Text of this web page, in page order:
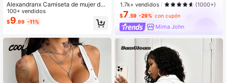
Alexandranx Camiseta de mujer de
manga corta con cuello en V profun
do, fruncida y de unicolor y sexy
100+ vendidos
$9.99 -11%
1.7k+ vendidos (1000+)
$7.59 -29% con cupón
Mima John